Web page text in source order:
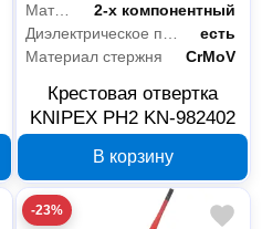
Материал рукояти
2-х компонентный
Диэлектрическое покрытие
есть
Материал стержня
CrMoV
Крестовая отвертка
KNIPEX PH2 KN-982402
В корзину
-23%